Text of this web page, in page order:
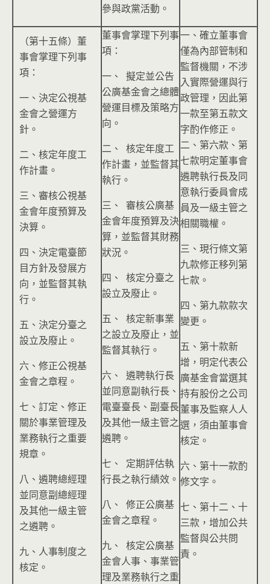
參與政黨活動。
（第十五條）董
事會掌理下列事
項：
一、決定公視基
金會之營運方
針。
二、核定年度工
作計畫。
三、審核公視基
金會年度預算及
決算。
四、決定電臺節
目方針及發展方
向，並監督其執
行。
五、決定分臺之
設立及廢止。
六、修正公視基
金會之章程。
七、訂定、修正
關於事業管理及
業務執行之重要
規章。
八、遴聘總經理
並同意副總經理
及其他一級主管
之遴聘。
九、人事制度之
核定。
董事會掌理下列事
項：
一、 擬定並公告
公廣基金會之總體
營運目標及策略方
向。
二、 核定年度工
作計畫，並監督其
執行。
三、 審核公廣基
金會年度預算及決
算，並監督其財務
狀況。
四、 核定分臺之
設立及廢止。
五、 核定新事業
之設立及廢止，並
監督其執行。
六、 遴聘執行長
並同意副執行長、
電臺臺長、副臺長
及其他一級主管之
遴聘。
七、 定期評估執
行長之執行績效。
八、 修正公廣基
金會之章程。
九、 核定公廣基
金會人事、事業管
理及業務執行之重
一、確立董事會
僅為內部管制和
監督機關，不涉
入實際營運與行
政管理，因此第
一款至第五款文
字酌作修正。
二、第六款、第
七款明定董事會
遴聘執行長及同
意執行委員會成
員及一級主管之
相關職權。
三、現行條文第
九款修正移列第
七款。
四、第九款款次
變更。
五、第十款新
增，明定代表公
廣基金會當選其
持有股份之公司
董事及監察人人
選，須由董事會
核定。
六、第十一款酌
修文字。
七、第十二、十
三款，增加公共
監督與公共問
責。